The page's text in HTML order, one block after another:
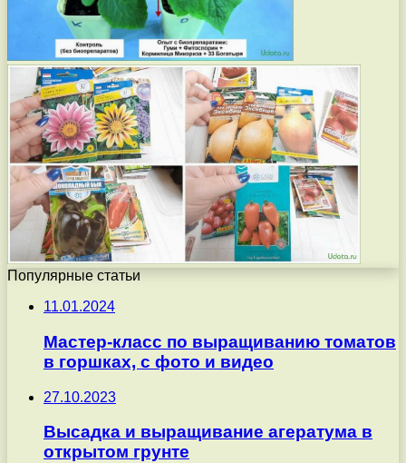
Популярные статьи
11.01.2024
Мастер-класс по выращиванию томатов
в горшках, с фото и видео
27.10.2023
Высадка и выращивание агератума в
открытом грунте